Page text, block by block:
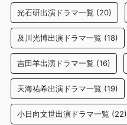
光石研出演ドラマ一覧 (20)
及川光博出演ドラマ一覧 (18)
吉田羊出演ドラマ一覧 (16)
天海祐希出演ドラマ一覧 (19)
小日向文世出演ドラマ一覧 (22)